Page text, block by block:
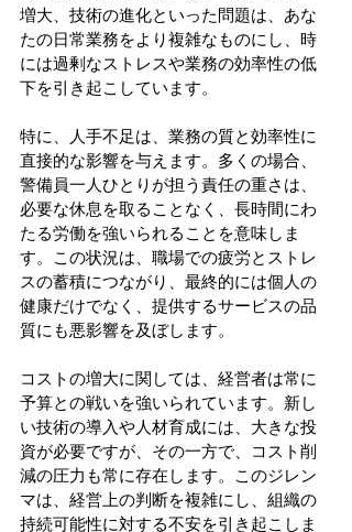
増大、技術の進化といった問題は、あな
たの日常業務をより複雑なものにし、時
には過剰なストレスや業務の効率性の低
下を引き起こしています。
特に、人手不足は、業務の質と効率性に
直接的な影響を与えます。多くの場合、
警備員一人ひとりが担う責任の重さは、
必要な休息を取ることなく、長時間にわ
たる労働を強いられることを意味しま
す。この状況は、職場での疲労とストレ
スの蓄積につながり、最終的には個人の
健康だけでなく、提供するサービスの品
質にも悪影響を及ぼします。
コストの増大に関しては、経営者は常に
予算との戦いを強いられています。新し
い技術の導入や人材育成には、大きな投
資が必要ですが、その一方で、コスト削
減の圧力も常に存在します。このジレン
マは、経営上の判断を複雑にし、組織の
持続可能性に対する不安を引き起こしま